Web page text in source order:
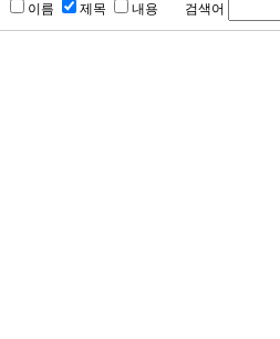
이름 제목 내용 검색어